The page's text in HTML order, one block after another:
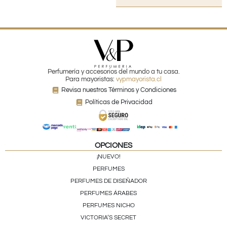
Perfumería y accesorios del mundo a tu casa.
Para mayoristas: vypmayorista.cl
Revisa nuestros Términos y Condiciones
Políticas de Privacidad
OPCIONES
¡NUEVO!
PERFUMES
PERFUMES DE DISEÑADOR
PERFUMES ÁRABES
PERFUMES NICHO
VICTORIA’S SECRET